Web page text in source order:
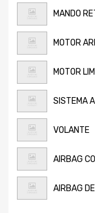
MANDO
MOTOR
MOTOR
SISTEMA
VOLANTE
AIRBAG
AIRBAG